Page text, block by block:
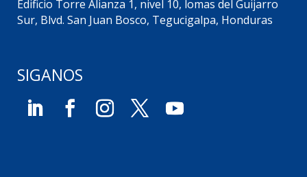
Edificio Torre Alianza 1, nivel 10, lomas del Guijarro
Sur, Blvd. San Juan Bosco, Tegucigalpa, Honduras
SIGANOS